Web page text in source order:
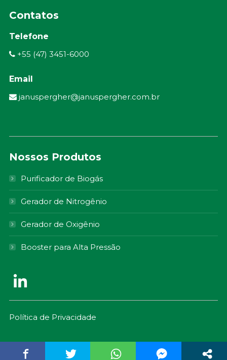
Contatos
Telefone
+55 (47) 3451-6000
Email
januspergher@januspergher.com.br
Nossos Produtos
Purificador de Biogás
Gerador de Nitrogênio
Gerador de Oxigênio
Booster para Alta Pressão
Política de Privacidade